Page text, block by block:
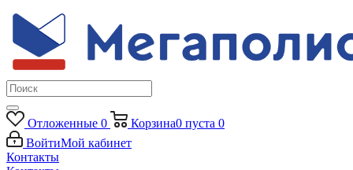
Отложенные 0 Корзина0 пуста 0
ВойтиМой кабинет
Контакты